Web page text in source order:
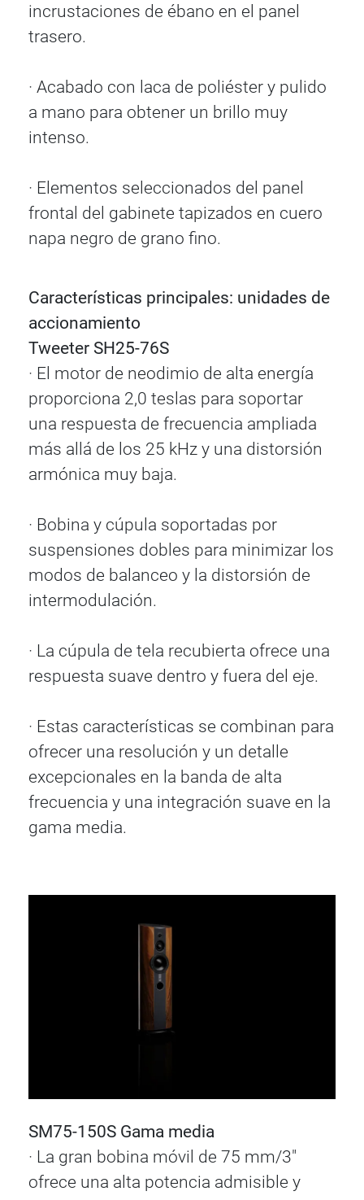
incrustaciones de ébano en el panel
trasero.
· Acabado con laca de poliéster y pulido
a mano para obtener un brillo muy
intenso.
· Elementos seleccionados del panel
frontal del gabinete tapizados en cuero
napa negro de grano fino.
Características principales: unidades de
accionamiento
Tweeter SH25-76S
· El motor de neodimio de alta energía
proporciona 2,0 teslas para soportar
una respuesta de frecuencia ampliada
más allá de los 25 kHz y una distorsión
armónica muy baja.
· Bobina y cúpula soportadas por
suspensiones dobles para minimizar los
modos de balanceo y la distorsión de
intermodulación.
· La cúpula de tela recubierta ofrece una
respuesta suave dentro y fuera del eje.
· Estas características se combinan para
ofrecer una resolución y un detalle
excepcionales en la banda de alta
frecuencia y una integración suave en la
gama media.
SM75-150S Gama media
· La gran bobina móvil de 75 mm/3"
ofrece una alta potencia admisible y